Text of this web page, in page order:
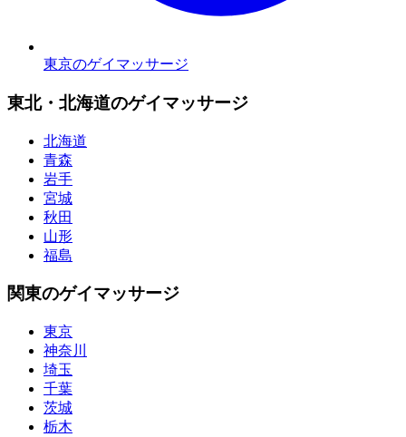
東京のゲイマッサージ
東北・北海道のゲイマッサージ
北海道
青森
岩手
宮城
秋田
山形
福島
関東のゲイマッサージ
東京
神奈川
埼玉
千葉
茨城
栃木